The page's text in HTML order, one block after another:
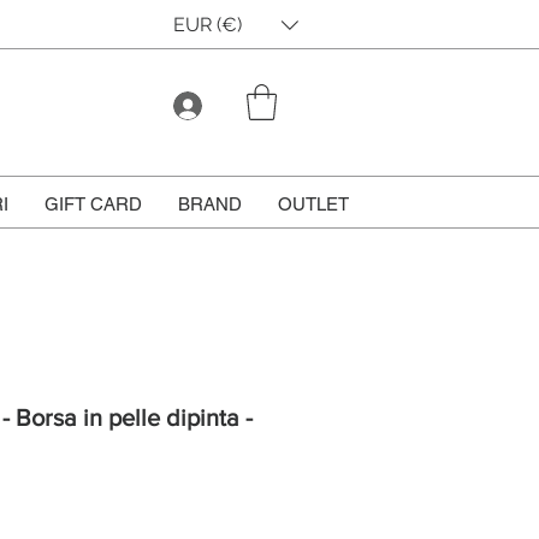
EUR (€)
GIFT CARD BRAND OUTLET
Borsa in pelle dipinta -